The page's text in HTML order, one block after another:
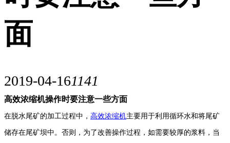
面
2019-04-161141
高效浓缩机操作时要注意一些方面
在脱水尾矿的加工过程中， 高效浓缩机主要用于利用循环水和将尾矿
储存在尾矿坝中。否则，为了改善操作过程，如需要较厚的浆料，当